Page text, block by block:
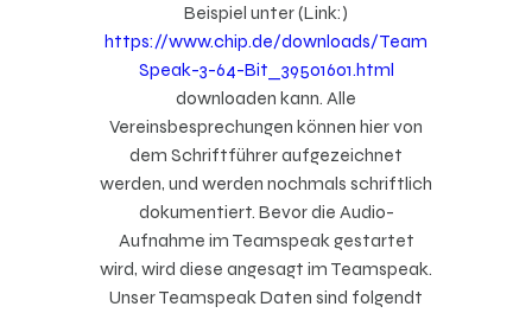
Beispiel unter (Link:)
https://www.chip.de/downloads/Team
Speak-3-64-Bit_39501601.html
downloaden kann. Alle
Vereinsbesprechungen können hier von
dem Schriftführer aufgezeichnet
werden, und werden nochmals schriftlich
dokumentiert. Bevor die Audio-
Aufnahme im Teamspeak gestartet
wird, wird diese angesagt im Teamspeak.
Unser Teamspeak Daten sind folgendt